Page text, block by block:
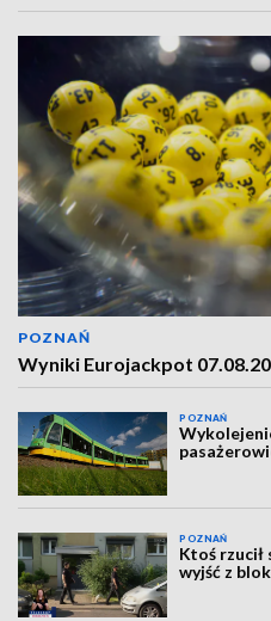
POZNAŃ
Wyniki Eurojackpot
POZNAŃ
POZNAŃ
Ktoś rzucił
wyjść z